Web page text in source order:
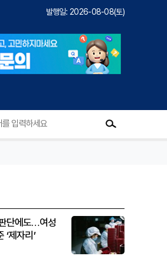
발행일: 2026-08-08(토)
단에도…여성
‘제자리’